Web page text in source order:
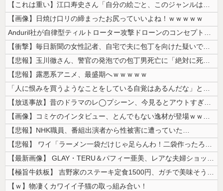
【これは重い】江口寿史さん「自分の絵ごと、このジャンルはそろそろ終わり...
【画像】日焼け口リの締まったお尻っていいよね！ｗｗｗｗｗ
Anduril社が自律型ティルトローター攻撃ドローンのコンセプトで衝撃...
【衝撃】毎日新聞の女性記者、自宅で夫に包丁を向けた疑いで逮捕
【悲報】玉川徹さん、警官の発泡での包丁男死亡に「絶対に死刑にならない罪...
【悲報】露悪系アニメ、最盛期へｗｗｗｗｗ
「人に恨みを買うようなことをしている自覚はあるんだな」と高市首相を嘲笑...
【放送事故】昔のドラマのレ◯プシーン、今見るとアウトすぎる・・・
【画像】コミケのインタビュー、とんでもない逸材が登場ｗｗｗｗｗｗ 【P...
【悲報】NHK職員、番組出演者から性被害に遭っていた…
【悲報】 ワイ「ラーメン一袋だけじゃ足らんわ！二袋作ったろ！」→結果ｗ...
【最新画像】 GLAY・TERU＆パフィー亜美、レアな夫婦ショットを公...
【極旨牛鉄板】 吉野家のステーキ定食1500円、ガチで美味そうｗｗｗ
【ｗ】物凄くカワイイ子猫の取っ組み合い！